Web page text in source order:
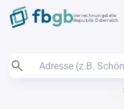
Verrechnungstelle
Republik Österreich